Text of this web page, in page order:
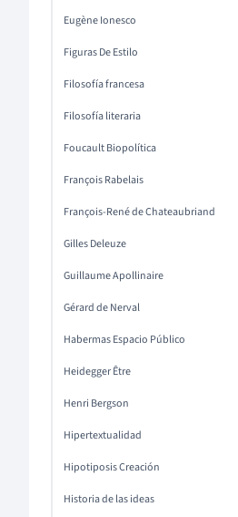
Eugène Ionesco
Figuras De Estilo
Filosofía francesa
Filosofía literaria
Foucault Biopolítica
François Rabelais
François-René de Chateaubriand
Gilles Deleuze
Guillaume Apollinaire
Gérard de Nerval
Habermas Espacio Público
Heidegger Être
Henri Bergson
Hipertextualidad
Hipotiposis Creación
Historia de las ideas